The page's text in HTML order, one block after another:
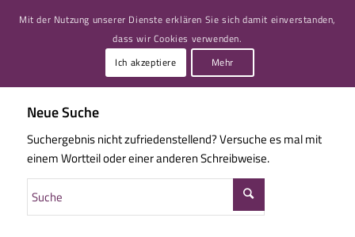
Neue Suche
Suchergebnis nicht zufriedenstellend? Versuche es mal mit
einem Wortteil oder einer anderen Schreibweise.
Mit der Nutzung unserer Dienste erklären Sie sich damit einverstanden,
dass wir Cookies verwenden.
Ich akzeptiere
Mehr